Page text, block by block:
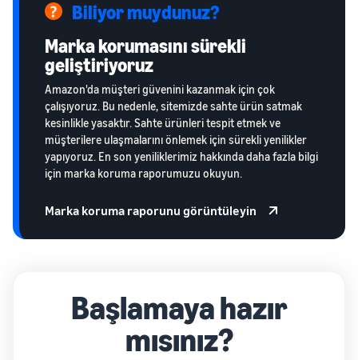
Biliyor muydunuz?
Marka korumasını sürekli
geliştiriyoruz
Amazon'da müşteri güvenini kazanmak için çok
çalışıyoruz. Bu nedenle, sitemizde sahte ürün satmak
kesinlikle yasaktır. Sahte ürünleri tespit etmek ve
müşterilere ulaşmalarını önlemek için sürekli yenilikler
yapıyoruz. En son yeniliklerimiz hakkında daha fazla bilgi
için marka koruma raporumuzu okuyun.
Marka koruma raporunu görüntüleyin
Başlamaya hazır
mısınız?